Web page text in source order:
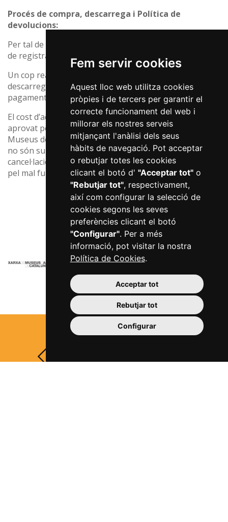
Fem servir cookies
Aquest lloc web utilitza cookies
pròpies i de tercers per garantir el
correcte funcionament del web i
millorar els nostres serveis
mitjançant l'anàlisi dels seus
hàbits de navegació. Pot acceptar
o rebutjar totes les cookies
clicant el botó d' "Acceptar tot"o
"Rebutjar tot", respectivament,
així com configurar la selecció de
cookies segons les seves
preferències clicant el botó
"Configurar". Per a més
informació, pot visitar la nostra
Política de Cookies.
Acceptar tot
Rebutjar tot
Configurar
Procés de compra, descarrega i Política de
devolucions:
Per tal de poder adquirir l’ús de les imatges l'usuari s’ha
de registrar.
Un cop realitzada la compra dels drets, es podrà
descarregar la imatge durant els cinc dies següents al
pagament a través del perfil del lloc web.
El cost d’aquestes imatges es tracta d’un preu públic
aprovat pel Consell General de l’Institut Municipal de
Museus de Reus el 16 de desembre de 2008 i, per tant,
no són subjectes a devolucions, reemborsaments ni
cancel·lacions, a no ser que es tracti d’un error produït
pel mal funcionament de la mateixa web.
Col·laboradors